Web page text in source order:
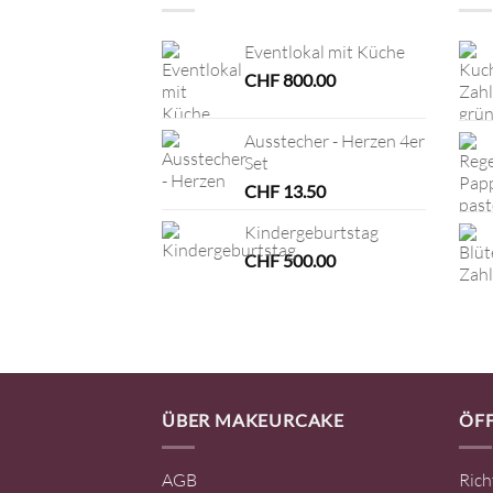
Eventlokal mit Küche
CHF800.00
Ausstecher - Herzen 4er
Set
CHF13.50
Kindergeburtstag
CHF500.00
ÜBER MAKEURCAKE
AGB